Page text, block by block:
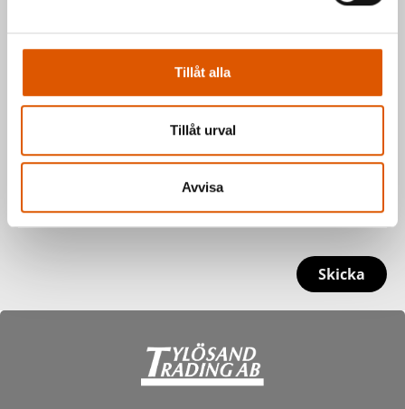
Tillåt alla
Tillåt urval
Avvisa
Skicka